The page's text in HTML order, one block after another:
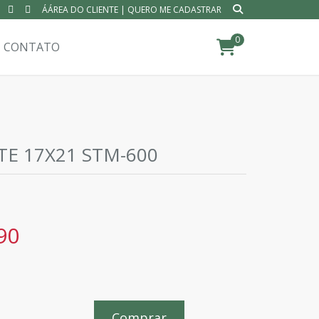
ÁÁREA DO CLIENTE | QUERO ME CADASTRAR
0
CONTATO
17X21 STM-600